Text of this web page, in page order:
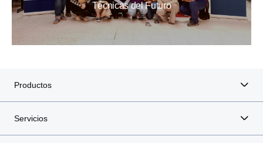
Técnicas del Futuro
Productos
Servicios